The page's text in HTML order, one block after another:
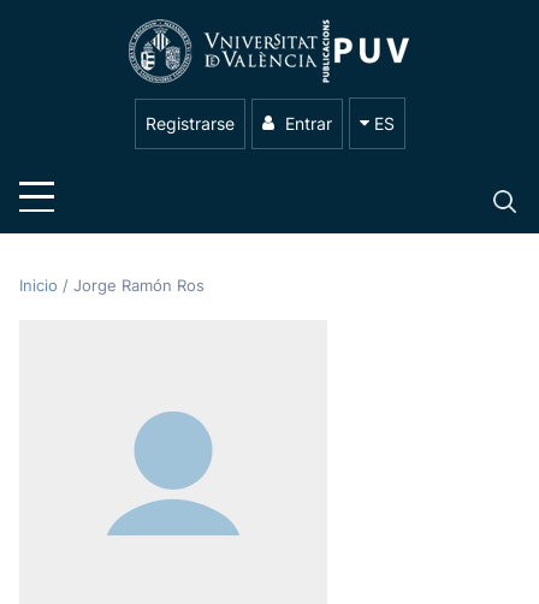
Registrarse Entrar ES
Inicio / Jorge Ramón Ros